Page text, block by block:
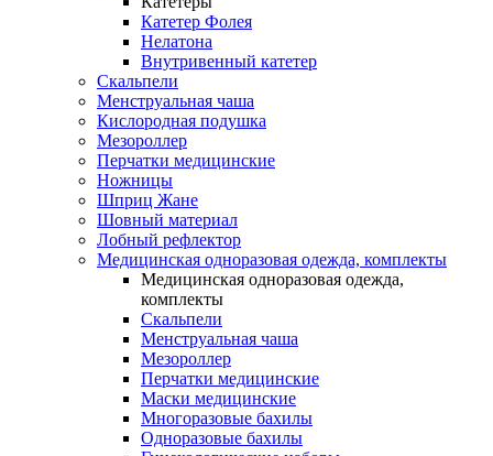
Катетер Фолея
Нелатона
Внутривенный катетер
Скальпели
Менструальная чаша
Кислородная подушка
Мезороллер
Перчатки медицинские
Ножницы
Шприц Жане
Шовный материал
Лобный рефлектор
Медицинская одноразовая одежда, комплекты
Медицинская одноразовая одежда,
комплекты
Скальпели
Менструальная чаша
Мезороллер
Перчатки медицинские
Маски медицинские
Многоразовые бахилы
Одноразовые бахилы